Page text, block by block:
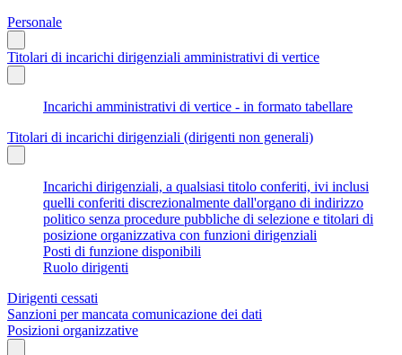
Personale
Titolari di incarichi dirigenziali amministrativi di vertice
Incarichi amministrativi di vertice - in formato tabellare
Titolari di incarichi dirigenziali (dirigenti non generali)
Incarichi dirigenziali, a qualsiasi titolo conferiti, ivi inclusi
quelli conferiti discrezionalmente dall'organo di indirizzo
politico senza procedure pubbliche di selezione e titolari di
posizione organizzativa con funzioni dirigenziali
Posti di funzione disponibili
Ruolo dirigenti
Dirigenti cessati
Sanzioni per mancata comunicazione dei dati
Posizioni organizzative